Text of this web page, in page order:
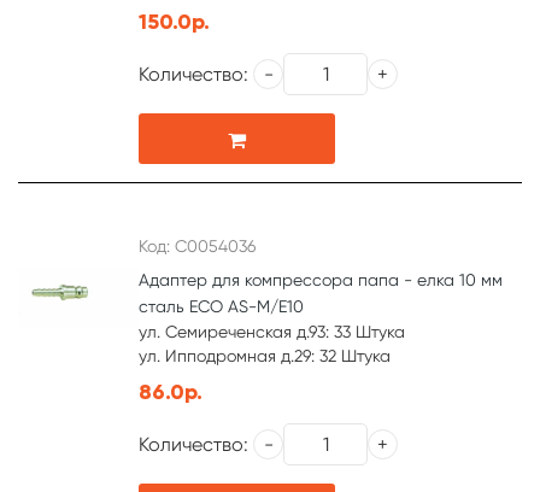
150.0р.
Количество:
Код: С0054036
Адаптер для компрессора папа - елка 10 мм
сталь ECO AS-M/E10
ул. Семиреченская д.93: 33 Штука
ул. Ипподромная д.29: 32 Штука
86.0р.
Количество: